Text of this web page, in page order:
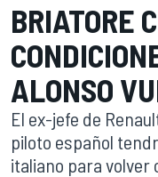
BRIATORE
ALONSO
El ex-jefe de
piloto español
italiano para volver